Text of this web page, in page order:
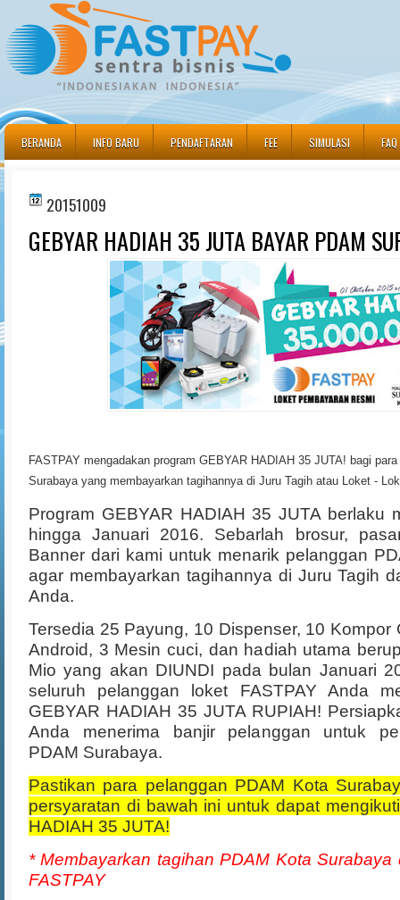
BERANDA INFO BARU PENDAFTARAN FEE SIMULASI FAQ
20151009
GEBYAR HADIAH 35 JUTA BAYAR PDAM
FASTPAY mengadakan program GEBYAR HADIAH 35 JUTA! bagi
Surabaya yang membayarkan tagihannya di Juru Tagih atau Loket -
Program GEBYAR HADIAH 35 JUTA berlaku
hingga Januari 2016. Sebarlah brosur,
Banner dari kami untuk menarik pelanggan
agar membayarkan tagihannya di Juru Tagih
Anda.
Tersedia 25 Payung, 10 Dispenser, 10 Kompor
Android, 3 Mesin cuci, dan hadiah utama
Mio yang akan DIUNDI pada bulan Januari
seluruh pelanggan loket FASTPAY Anda
GEBYAR HADIAH 35 JUTA RUPIAH!
Anda menerima banjir pelanggan untuk
PDAM Surabaya.
Pastikan para pelanggan PDAM Kota
persyaratan di bawah ini untuk dapat
HADIAH 35 JUTA!
* Membayarkan tagihan PDAM Kota Surabaya
FASTPAY